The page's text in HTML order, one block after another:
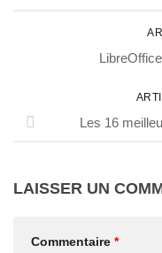
Les 16
LAISSER UN
Commentaire *